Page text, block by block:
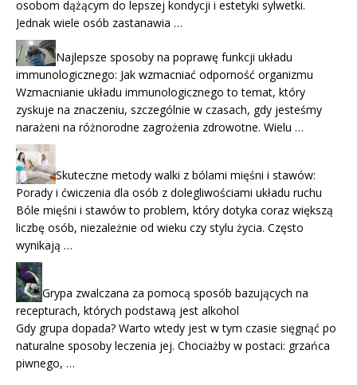
osobom dążącym do lepszej kondycji i estetyki sylwetki.
Jednak wiele osób zastanawia …
Najlepsze sposoby na poprawę funkcji układu
immunologicznego: Jak wzmacniać odporność organizmu
Wzmacnianie układu immunologicznego to temat, który
zyskuje na znaczeniu, szczególnie w czasach, gdy jesteśmy
narażeni na różnorodne zagrożenia zdrowotne. Wielu …
Skuteczne metody walki z bólami mięśni i stawów:
Porady i ćwiczenia dla osób z dolegliwościami układu ruchu
Bóle mięśni i stawów to problem, który dotyka coraz większą
liczbę osób, niezależnie od wieku czy stylu życia. Często
wynikają …
Grypa zwalczana za pomocą sposób bazujących na
recepturach, których podstawą jest alkohol
Gdy grupa dopada? Warto wtedy jest w tym czasie sięgnąć po
naturalne sposoby leczenia jej. Chociażby w postaci: grzańca
piwnego, …